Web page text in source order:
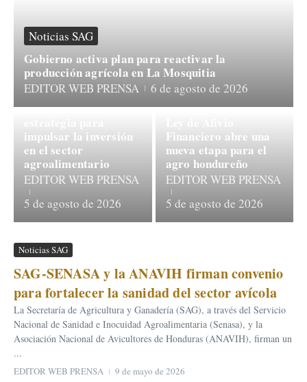
Noticias SAG
Gobierno activa plan para reactivar la
producción agrícola en La Mosquitia
EDITOR WEB PRENSA 6 de agosto de 2026
Noticias SAG
Gobierno, FAO y
aliados lanzan
impulsar la inversión
en el sector
agroalimentario
EDITOR WEB PRENSA
5 de agosto de 2026
Noticias SAG
Financiero abre una
nueva etapa para el
agro hondureño
EDITOR WEB PRENSA
5 de agosto de 2026
Noticias SAG
SAG-SENASA y la ANAVIH firman convenio
para fortalecer la sanidad del sector avícola
La Secretaría de Agricultura y Ganadería (SAG), a través del Servicio
Nacional de Sanidad e Inocuidad Agroalimentaria (Senasa), y la
Asociación Nacional de Avicultores de Honduras (ANAVIH), firman un
...
EDITOR WEB PRENSA 9 de mayo de 2026